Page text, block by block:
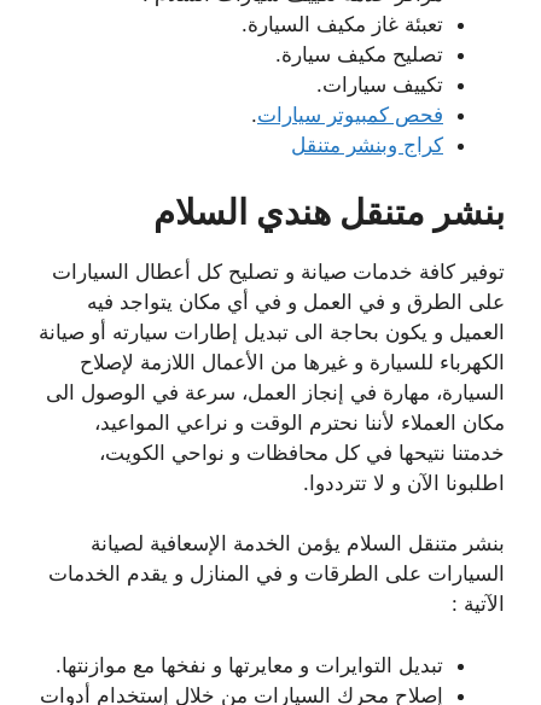
تعبئة غاز مكيف السيارة.
تصليح مكيف سيارة.
تكييف سيارات.
فحص كمبيوتر سيارات.
كراج وبنشر متنقل
بنشر متنقل هندي السلام
توفير كافة خدمات صيانة و تصليح كل أعطال السيارات
على الطرق و في العمل و في أي مكان يتواجد فيه
العميل و يكون بحاجة الى تبديل إطارات سيارته أو صيانة
الكهرباء للسيارة و غيرها من الأعمال اللازمة لإصلاح
السيارة، مهارة في إنجاز العمل، سرعة في الوصول الى
مكان العملاء لأننا نحترم الوقت و نراعي المواعيد،
خدمتنا نتيحها في كل محافظات و نواحي الكويت،
اطلبونا الآن و لا تترددوا.
بنشر متنقل السلام يؤمن الخدمة الإسعافية لصيانة
السيارات على الطرقات و في المنازل و يقدم الخدمات
الآتية :
تبديل التوايرات و معايرتها و نفخها مع موازنتها.
إصلاح محرك السيارات من خلال إستخدام أدوات